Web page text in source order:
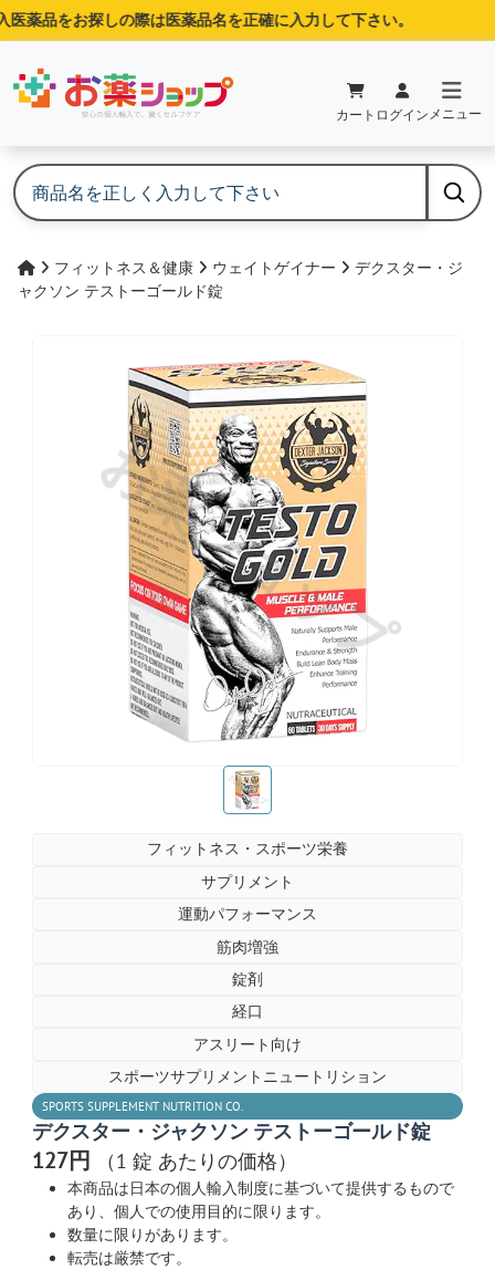
薬品をお探しの際は医薬品名を正確に入力して下さい。
カート ログイン メニュー
フィットネス＆健康 ウェイトゲイナー
デクスター・ジ
ャクソン テストーゴールド錠
お薬ショップ
お薬ショップ
フィットネス・スポーツ栄養
サプリメント
運動パフォーマンス
筋肉増強
錠剤
経口
アスリート向け
スポーツサプリメントニュートリション
SPORTS SUPPLEMENT NUTRITION CO.
デクスター・ジャクソン テストーゴールド錠
127円 （1 錠 あたりの価格）
本商品は日本の個人輸入制度に基づいて提供するもので
あり、個人での使用目的に限ります。
数量に限りがあります。
転売は厳禁です。